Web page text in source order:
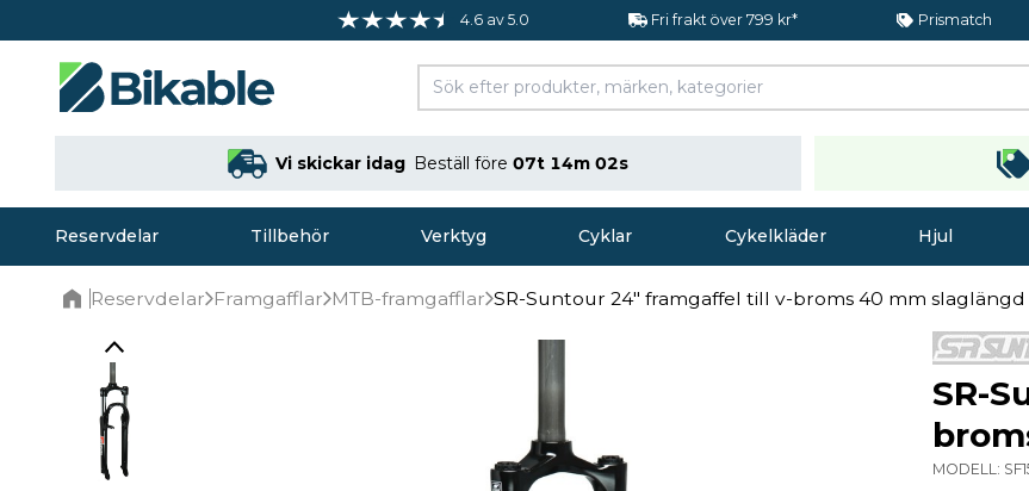
4.6 av 5.0 Fri frakt över 799 kr* Prismatch
Vi skickar idag Beställ före 07t 14m 01s
Reservdelar Tillbehör Verktyg Cyklar Cykelkläder Hjul
Reservdelar Framgafflar MTB-framgafflar SR-Suntour 24" framgaffel till v-broms 40 mm slaglängd
SR-
MODELL: